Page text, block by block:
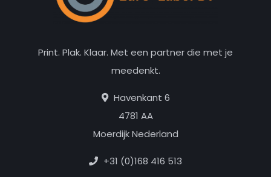
Print. Plak. Klaar. Met een partner die met je
meedenkt.
Havenkant 6
4781 AA
Moerdijk Nederland
+31 (0)168 416 513